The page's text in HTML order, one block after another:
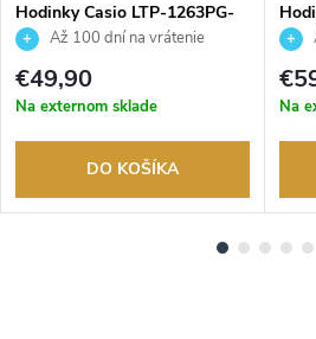
Hodinky Casio LTP-1263PG-
7BEGAž 100 dní na vrátenie
tovaru. Autorizovaný predajca.
€49,90
Na externom sklade
DO KOŠÍKA
Na